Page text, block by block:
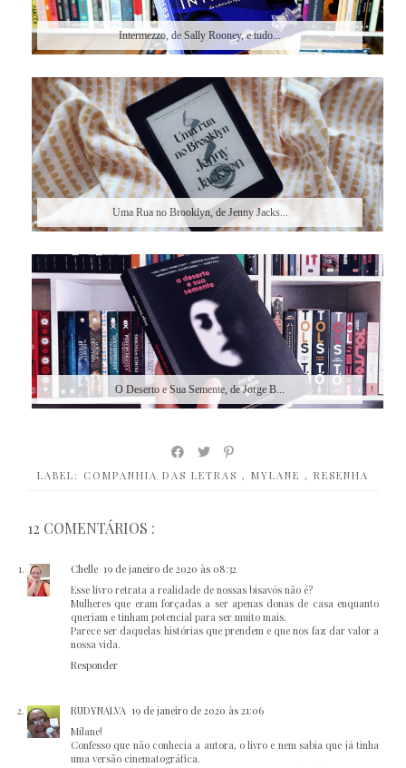
Intermezzo, de Sally Rooney, e tudo...
Uma Rua no Brooklyn, de Jenny Jacks...
O Deserto e Sua Semente, de Jorge B...
LABEL: COMPANHIA DAS LETRAS , MYLANE , RESENHA
12 COMENTÁRIOS :
Chelle 19 de janeiro de 2020 às 08:32
Esse livro retrata a realidade de nossas bisavós não é?
Mulheres que eram forçadas a ser apenas donas de casa enquanto
queriam e tinham potencial para ser muito mais.
Parece ser daquelas histórias que prendem e que nos faz dar valor a
nossa vida.
Responder
RUDYNALVA 19 de janeiro de 2020 às 21:06
Milane!
Confesso que não conhecia a autora, o livro e nem sabia que já tinha
uma versão cinematográfica.